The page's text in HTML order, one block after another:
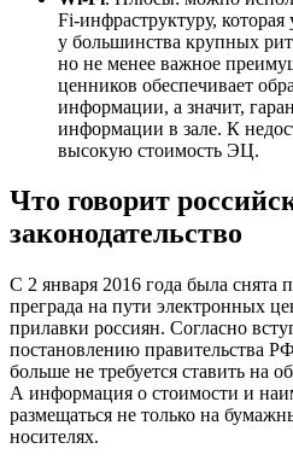
Fi-инфраструктуру, которая
у большинства крупных
но не менее важное
ценников обеспечивает
информации, а значит,
информации в зале. К
высокую стоимость ЭЦ.
Что говорит
законодательство
С 2 января 2016 года была снята
преграда на пути электронных
прилавки россиян. Согласно
постановлению правительства
больше не требуется ставить на
А информация о стоимости и
размещаться не только на
носителях.